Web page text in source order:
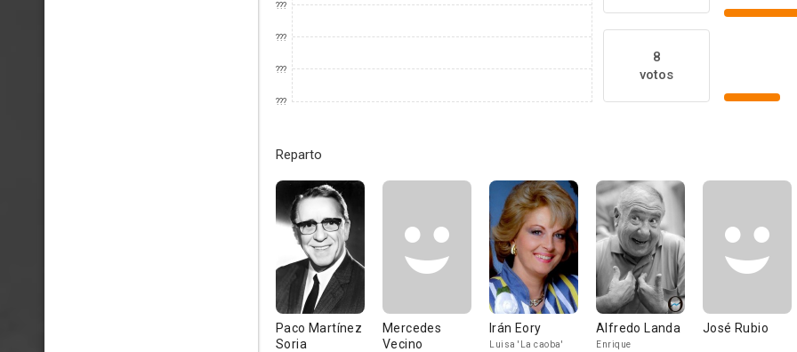
???
???
???
???
8
votos
Reparto
Paco Martínez
Soria
Mercedes
Vecino
Irán Eory
Luisa 'La caoba'
Alfredo Landa
Enrique
José Rubio